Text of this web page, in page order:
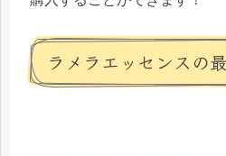
ラメラエッセンスの